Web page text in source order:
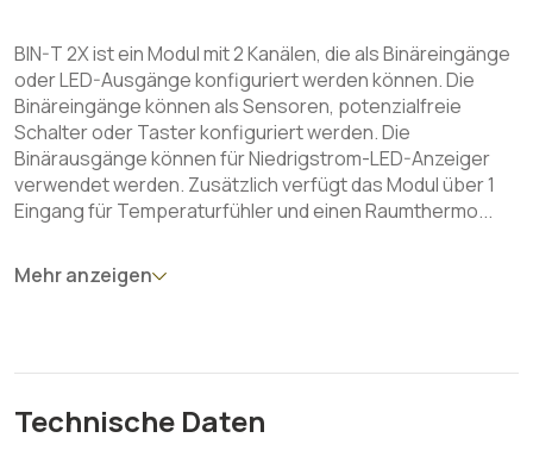
BIN-T 2X ist ein Modul mit 2 Kanälen, die als Binäreingänge
oder LED-Ausgänge konfiguriert werden können. Die
Binäreingänge können als Sensoren, potenzialfreie
Schalter oder Taster konfiguriert werden. Die
Binärausgänge können für Niedrigstrom-LED-Anzeiger
verwendet werden. Zusätzlich verfügt das Modul über 1
Eingang für Temperaturfühler und einen Raumthermo...
Mehr anzeigen
Technische Daten